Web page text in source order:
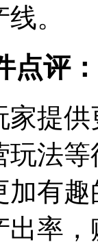
。
点评：
家提
法
有
出率